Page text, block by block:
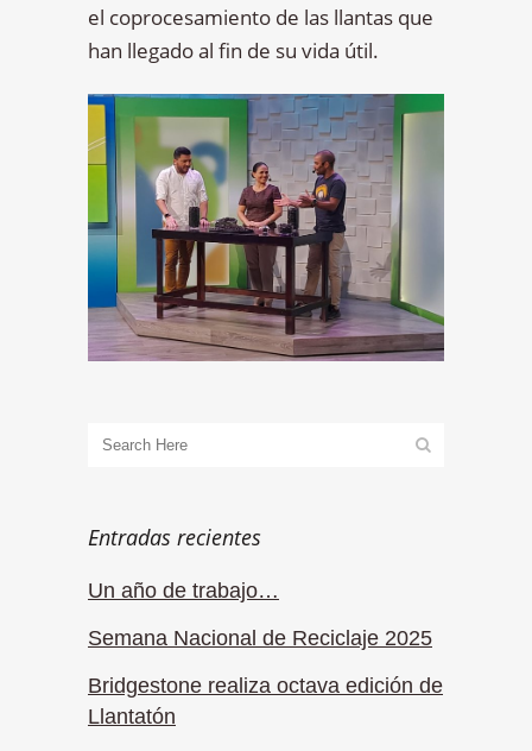
el coprocesamiento de las llantas que
han llegado al fin de su vida útil.
Entradas recientes
Un año de trabajo…
Semana Nacional de Reciclaje 2025
Bridgestone realiza octava edición de
Llantatón